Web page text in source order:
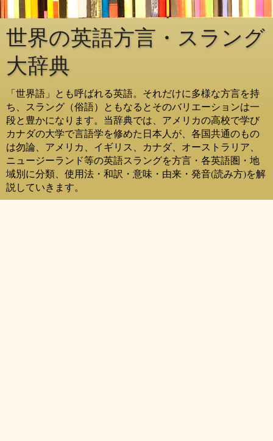
世界の英語方言・スラング
大辞典
「世界語」とも呼ばれる英語。それだけに多様な方言を持
ち、スラング（俗語）ともなるとそのバリエーションは一
段と豊かになります。当辞典では、アメリカの高校で学び
カナダの大学で言語学を修めた日本人が、各国共通のもの
は勿論、アメリカ、イギリス、カナダ、オーストラリア、
ニュージーランド等の英語スラングを方言・各英語圏・地
域別に分類、使用法・和訳・意味・由来・発音(読み方)を解
説していきます。